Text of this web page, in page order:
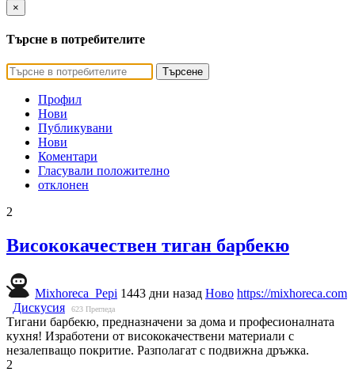
×
Търсне в потребителите
Търсене
Профил
Нови
Публикувани
Нови
Коментари
Гласували положително
отклонен
2
Висококачествен тиган барбекю
Mixhoreca_Pepi 1443 дни назад Ново https://mixhoreca.com
Дискусия
623 Прегледа
Тигани барбекю, предназначени за дома и професионалната
кухня! Изработени от висококачествени материали с
незалепващо покритие. Разполагат с подвижна дръжка.
2